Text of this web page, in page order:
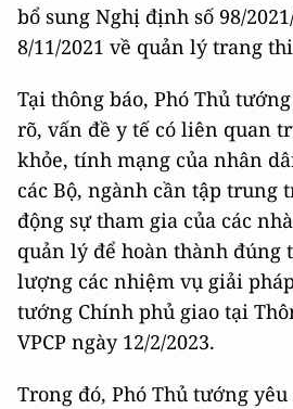
bổ sung Nghị định số 98/
8/11/2021 về quản lý trang
Tại thông báo, Phó Thủ
rõ, vấn đề y tế có liên quan
khỏe, tính mạng của nhân
các Bộ, ngành cần tập trung
động sự tham gia của các
quản lý để hoàn thành đúng
lượng các nhiệm vụ giải
tướng Chính phủ giao tại
VPCP ngày 12/2/2023.
Trong đó, Phó Thủ tướng yêu